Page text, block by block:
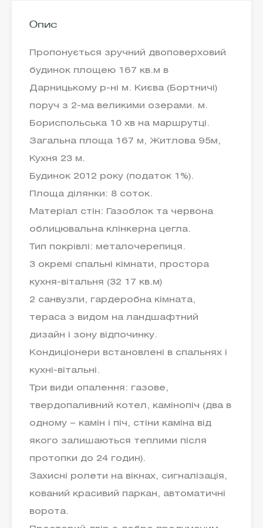
Опис
Пропонується зручний двоповерховий
будинок площею 167 кв.м в
Дарницькому р-ні м. Києва (Бортничі)
поруч з 2-ма великими озерами. м.
Бориспольська 10 хв на маршрутці.
Загальна площа 167 м, Житлова 95м,
Кухня 23 м.
Будинок 2012 року (податок 1%).
Площа ділянки: 8 соток.
Матеріал стін: Газоблок та червона
облицювальна клінкерна цегла.
Тип покрівлі: металочерепиця.
3 окремі спальні кімнати, простора
кухня-вітальня (32 17 кв.м)
2 санвузли, гардеробна кімната,
тераса з видом на ландшафтний
дизайн і зону відпочинку.
Кондиціонери встановлені в спальнях і
кухні-вітальні.
Три види опалення: газове,
твердопаливний котел, камінопіч (два в
одному – камін і піч, стіни каміна від
якого залишаються теплими після
протопки до 24 годин).
Захисні ролети на вікнах, сигналізація,
кований красивий паркан, автоматичні
ворота.